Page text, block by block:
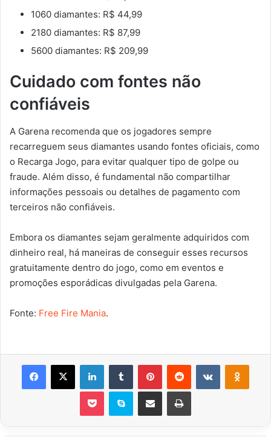
1060 diamantes: R$ 44,99
2180 diamantes: R$ 87,99
5600 diamantes: R$ 209,99
Cuidado com fontes não
confiáveis
A Garena recomenda que os jogadores sempre
recarreguem seus diamantes usando fontes oficiais, como
o Recarga Jogo, para evitar qualquer tipo de golpe ou
fraude. Além disso, é fundamental não compartilhar
informações pessoais ou detalhes de pagamento com
terceiros não confiáveis.
Embora os diamantes sejam geralmente adquiridos com
dinheiro real, há maneiras de conseguir esses recursos
gratuitamente dentro do jogo, como em eventos e
promoções esporádicas divulgadas pela Garena.
Fonte: Free Fire Mania.
Facebook
X LinkedinTumblr PinterestReddit VK OK
Pocket Skype Compartilhar via e-mail Imprimir